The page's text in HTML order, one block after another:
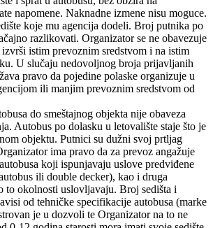
napomene. Naknadne izmene nisu moguce.
koje mu agencija dodeli. Broj putnika po
razlikovati. Organizator se ne obavezuje
istim prevoznim sredstvom i na istim
U slučaju nedovoljnog broja prijavljanih
pravo da pojedine polaske organizuje u
ili manjim prevoznim sredstvom od
do smeštajnog objekta nije obaveza
Autobus po dolasku u letovalište staje što je
objektu. Putnici su dužni svoj prtljag
ima pravo da za prevoz angažuje
koji ispunjavaju uslove predviđene
ili double decker), kao i druga
to okolnosti uslovljavaju. Broj sedišta i
od tehničke specifikacije autobusa (marke
je u dozvoli te Organizator na to ne